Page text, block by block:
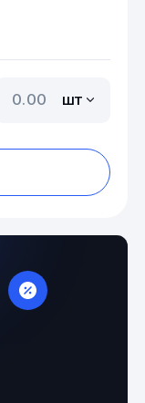
шт